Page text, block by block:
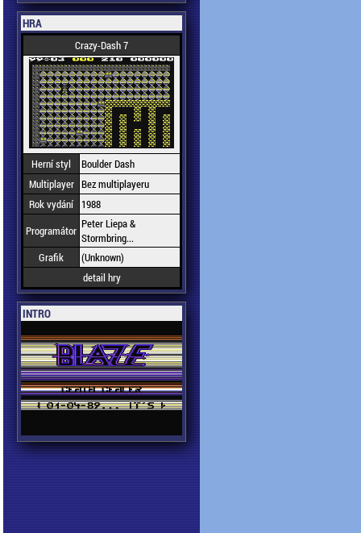
HRA
Crazy-Dash 7
Herní styl
Boulder Dash
Multiplayer Bez multiplayeru
Rok vydání
1988
Programátor Peter Liepa &
Stormbring...
Grafik
(Unknown)
detail hry
INTRO